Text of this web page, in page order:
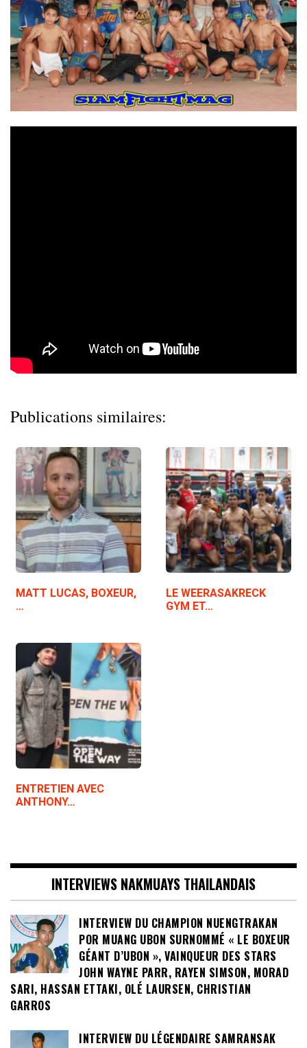
Publications similaires:
MATT LUCAS, BOXEUR,
…
LE WEERASAKRECK
GYM ET…
ENTRETIEN AVEC
ANTHONY…
INTERVIEWS NAKMUAYS THAILANDAIS
INTERVIEW DU CHAMPION NUENGTRAKAN
POR MUANG UBON SURNOMMÉ « LE BOXEUR
GÉANT D’UBON », VAINQUEUR DES STARS
JOHN WAYNE PARR, RAYEN SIMSON, MORAD
SARI, HASSAN ETTAKI, OLÉ LAURSEN, CHRISTIAN
GARROS
INTERVIEW DU LÉGENDAIRE SAMRANSAK